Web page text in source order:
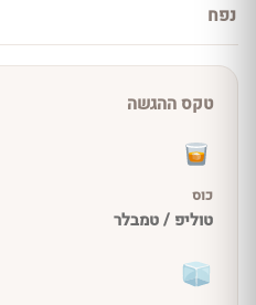
נפח
טקס ההגשה
כוס
טוליפ / טמבלר